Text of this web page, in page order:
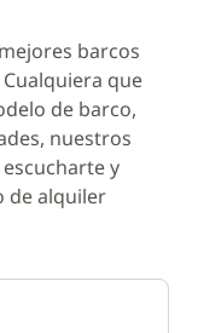
barcos
que
de barco,
nuestros
y
de alquiler